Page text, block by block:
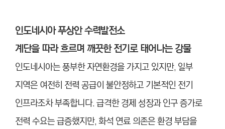
인도네시아 푸상안 수력발전소
계단을 따라 흐르며 깨끗한 전기로 태어나는 강물
인도네시아는 풍부한 자연환경을 가지고 있지만, 일부
지역은 여전히 전력 공급이 불안정하고 기본적인 전기
인프라조차 부족합니다. 급격한 경제 성장과 인구 증가로
전력 수요는 급증했지만, 화석 연료 의존은 환경 부담을